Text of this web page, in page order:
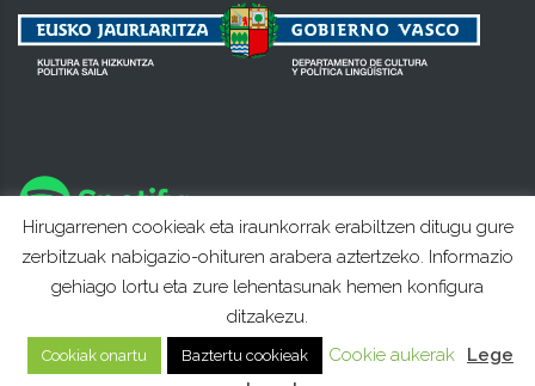
Hirugarrenen cookieak eta iraunkorrak erabiltzen ditugu gure
zerbitzuak nabigazio-ohituren arabera aztertzeko. Informazio
gehiago lortu eta zure lehentasunak hemen konfigura
ditzakezu.
Cookiak onartu Baztertu cookieak Cookie aukerak
Lege